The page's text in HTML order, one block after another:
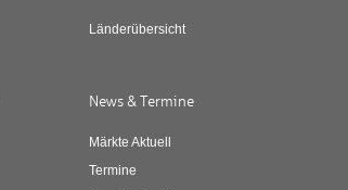
Länderübersicht
News & Termine
Märkte Aktuell
Termine